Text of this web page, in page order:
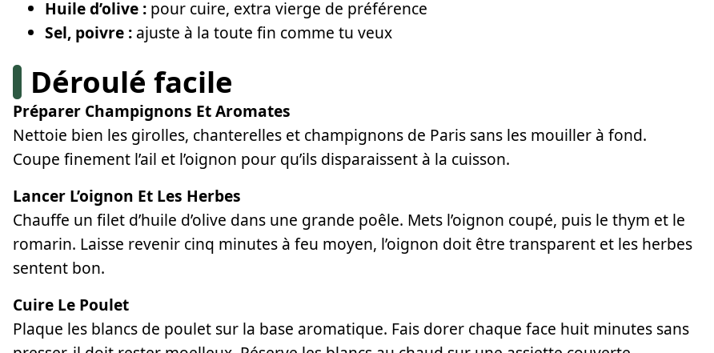
Huile d’olive : pour cuire, extra vierge de préférence
Sel, poivre : ajuste à la toute fin comme tu veux
Déroulé facile
Préparer Champignons Et Aromates
Nettoie bien les girolles, chanterelles et champignons de Paris sans les mouiller à fond.
Coupe finement l’ail et l’oignon pour qu’ils disparaissent à la cuisson.
Lancer L’oignon Et Les Herbes
Chauffe un filet d’huile d’olive dans une grande poêle. Mets l’oignon coupé, puis le thym et le
romarin. Laisse revenir cinq minutes à feu moyen, l’oignon doit être transparent et les herbes
sentent bon.
Cuire Le Poulet
Plaque les blancs de poulet sur la base aromatique. Fais dorer chaque face huit minutes sans